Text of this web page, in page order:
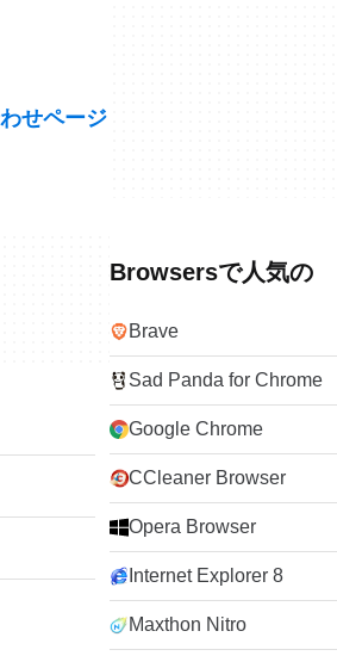
せページ
Browsersで人気の
Brave
Sad Panda for Chrome
Google Chrome
CCleaner Browser
Opera Browser
Internet Explorer 8
Maxthon Nitro